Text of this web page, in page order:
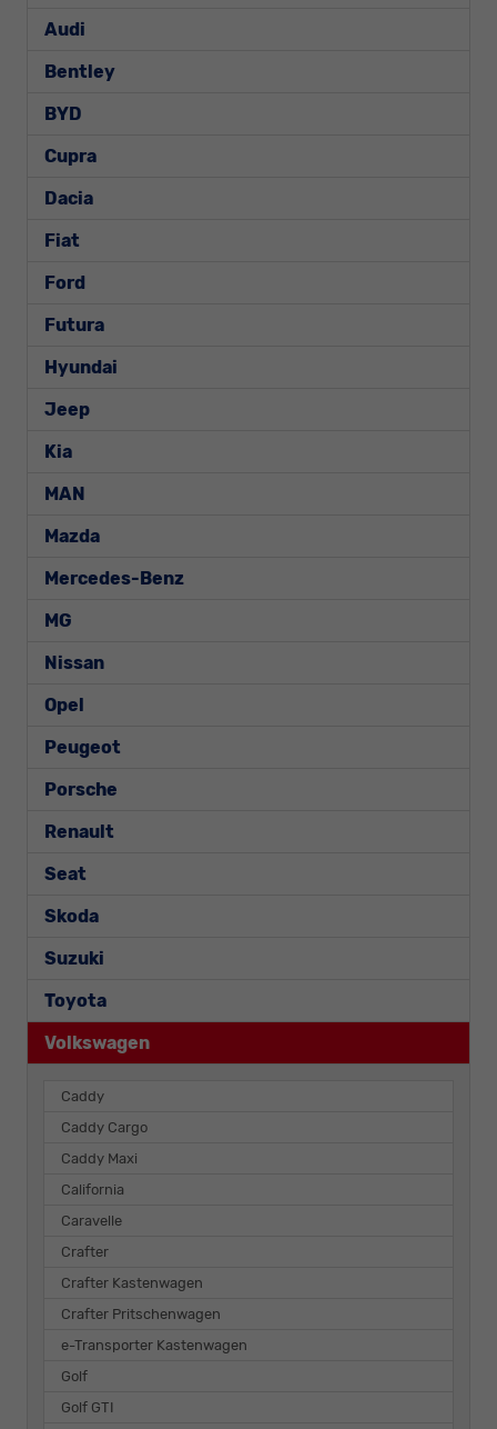
Audi
Bentley
BYD
Cupra
Dacia
Fiat
Ford
Futura
Hyundai
Jeep
Kia
MAN
Mazda
Mercedes-Benz
MG
Nissan
Opel
Peugeot
Porsche
Renault
Seat
Skoda
Suzuki
Toyota
Volkswagen
Caddy
Caddy Cargo
Caddy Maxi
California
Caravelle
Crafter
Crafter Kastenwagen
Crafter Pritschenwagen
e-Transporter Kastenwagen
Golf
Golf GTI